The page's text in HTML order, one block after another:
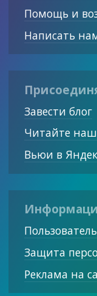
Помощь и
Написать
Завести блог
Читайте наш
Вьюи в
Защита
Реклама на